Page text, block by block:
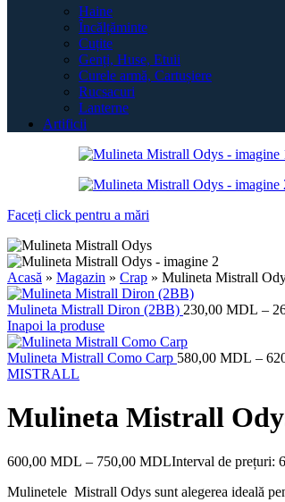
Haine
Încălțăminte
Cuțite
Genți, Huse, Etuii
Curele armă, Cartușiere
Rucsacuri
Lanterne
Artificii
Faceți click pentru a mări
Acasă » Magazin » Crap » Mulineta Mistrall
Mulineta Mistrall Diron (2BB) 230,00 MDL –
Inapoi la produse
Mulineta Mistrall Como Carp 580,00 MDL –
MISTRALL
Mulineta Mistrall
600,00 MDL – 750,00 MDLInterval de prețuri:
Mulinetele Mistrall Odys sunt alegerea ideală